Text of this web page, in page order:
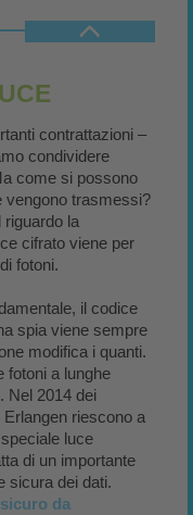
contrattazioni –
condividere
come si possono
vengono trasmessi?
la
cifrato viene per
fotoni.
il codice
spia viene sempre
modifica i quanti.
fotoni a lunghe
Nel 2014 dei
riescono a
luce
di un importante
sicura dei dati.
da